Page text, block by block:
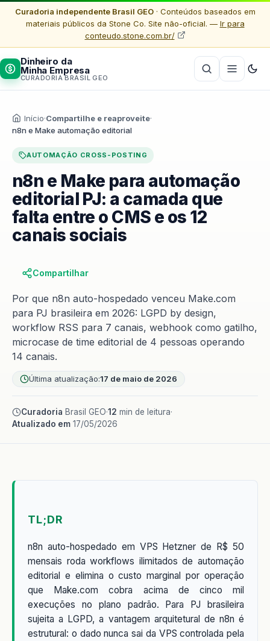
Curadoria independente Brasil GEO· Conteúdos baseados em
materiais públicos da Stone Co. Site não-oficial. — Ir para
conteudo.stone.com.br/
Dinheiro da
Minha Empresa
CURADORIA BRASIL GEO
Início·Compartilhe e reaproveite·
n8n e Make automação editorial
AUTOMAÇÃO CROSS-POSTING
n8n e Make para automação
editorial PJ: a camada que
falta entre o CMS e os 12
canais sociais
Compartilhar
Por que n8n auto-hospedado venceu Make.com
para PJ brasileira em 2026: LGPD by design,
workflow RSS para 7 canais, webhook como gatilho,
microcase de time editorial de 4 pessoas operando
14 canais.
Última atualização:17 de maio de 2026
Curadoria Brasil GEO·12 min de leitura·
Atualizado em 17/05/2026
TL;DR
n8n auto-hospedado em VPS Hetzner de R$ 50
mensais roda workflows ilimitados de automação
editorial e elimina o custo marginal por operação
que Make.com cobra acima de cinco mil
execuções no plano padrão. Para PJ brasileira
sujeita a LGPD, a vantagem arquitetural de n8n é
estrutural: o dado nunca sai da VPS controlada pela